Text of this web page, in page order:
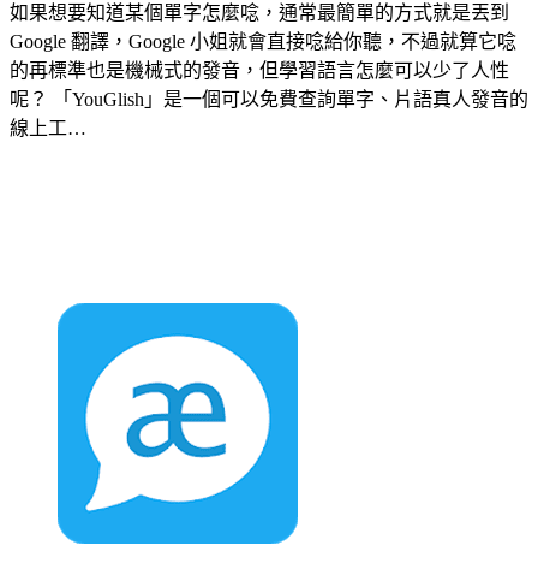
如果想要知道某個單字怎麼唸，通常最簡單的方式就是丟到
Google 翻譯，Google 小姐就會直接唸給你聽，不過就算它唸
的再標準也是機械式的發音，但學習語言怎麼可以少了人性
呢？ 「YouGlish」是一個可以免費查詢單字、片語真人發音的
線上工…